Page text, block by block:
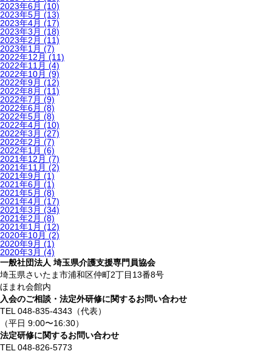
2023年6月 (10)
2023年5月 (13)
2023年4月 (17)
2023年3月 (18)
2023年2月 (11)
2023年1月 (7)
2022年12月 (11)
2022年11月 (4)
2022年10月 (9)
2022年9月 (12)
2022年8月 (11)
2022年7月 (9)
2022年6月 (8)
2022年5月 (8)
2022年4月 (10)
2022年3月 (27)
2022年2月 (7)
2022年1月 (6)
2021年12月 (7)
2021年11月 (2)
2021年9月 (1)
2021年6月 (1)
2021年5月 (8)
2021年4月 (17)
2021年3月 (34)
2021年2月 (8)
2021年1月 (12)
2020年10月 (2)
2020年9月 (1)
2020年3月 (4)
一般社団法人 埼玉県介護支援専門員協会
埼玉県さいたま市浦和区仲町2丁目13番8号
ほまれ会館内
入会のご相談・法定外研修に関するお問い合わせ
TEL 048-835-4343（代表）
（平日 9:00〜16:30）
法定研修に関するお問い合わせ
TEL 048-826-5773